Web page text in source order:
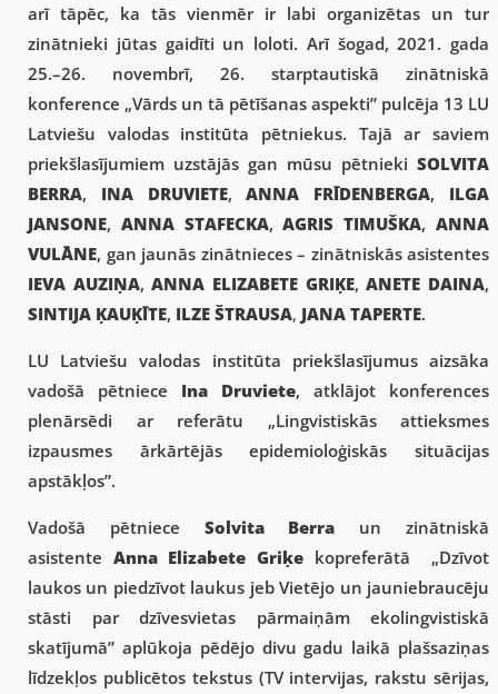
arī tāpēc, ka tās vienmēr ir labi organizētas un tur
zinātnieki jūtas gaidīti un loloti. Arī šogad, 2021. gada
25.–26. novembrī, 26. starptautiskā zinātniskā
konference „Vārds un tā pētīšanas aspekti” pulcēja 13 LU
Latviešu valodas institūta pētniekus. Tajā ar saviem
priekšlasījumiem uzstājās gan mūsu pētnieki SOLVITA
BERRA, INA DRUVIETE, ANNA FRĪDENBERGA, ILGA
JANSONE, ANNA STAFECKA,AGRIS TIMUŠKA,ANNA
VULĀNE, gan jaunās zinātnieces – zinātniskās asistentes
IEVA AUZIŅA,ANNA ELIZABETE GRIĶE, ANETE DAINA,
SINTIJA ĶAUĶĪTE, ILZE ŠTRAUSA, JANA TAPERTE.
LU Latviešu valodas institūta priekšlasījumus aizsāka
vadošā pētniece Ina Druviete, atklājot konferences
plenārsēdi ar referātu „Lingvistiskās attieksmes
izpausmes ārkārtējās epidemioloģiskās situācijas
apstākļos”.
Vadošā pētniece Solvita Berra un zinātniskā
asistente Anna Elizabete Griķe kopreferātā „Dzīvot
laukos un piedzīvot laukus jeb Vietējo un jauniebraucēju
stāsti par dzīvesvietas pārmaiņām ekolingvistiskā
skatījumā” aplūkoja pēdējo divu gadu laikā plašsaziņas
līdzekļos publicētos tekstus (TV intervijas, rakstu sērijas,